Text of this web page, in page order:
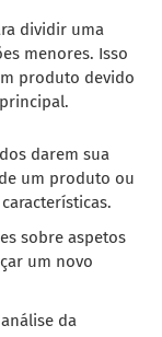
dividir uma
menores. Isso
produto devido
darem sua
um produto ou
sobre aspetos
um novo
da